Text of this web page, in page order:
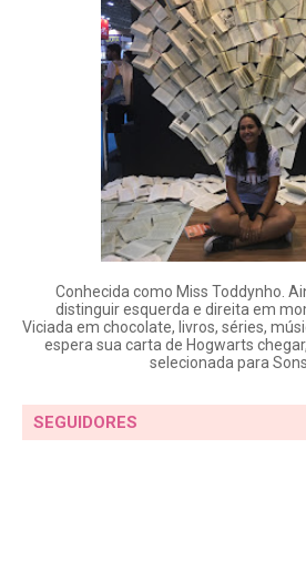
Conhecida como Miss Toddynho.
distinguir esquerda e direita em
Viciada em chocolate, livros, séries,
espera sua carta de Hogwarts
selecionada para
SEGUIDORES